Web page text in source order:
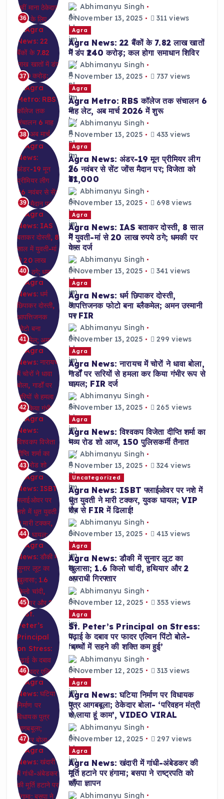
36
Abhimanyu Singh
November 13, 2025
311 views
37
Agra
Agra News: 22 बैंकों के 7.82 लाख खातों
में डंप ₹240 करोड़; कल होगा समाधान शिविर
Abhimanyu Singh
November 13, 2025
737 views
38
Agra
Agra Metro: RBS कॉलेज तक संचालन 6
माह लेट, अब मार्च 2026 में शुरू
Abhimanyu Singh
November 13, 2025
433 views
39
Agra
Agra News: अंडर-19 मून प्रीमियर लीग
26 नवंबर से सेंट जोंस मैदान पर; विजेता को
₹31,000
Abhimanyu Singh
November 13, 2025
698 views
40
Agra
Agra News: IAS बताकर दोस्ती, 8 साल
में युवती-मां से 20 लाख रुपये ठगे; धमकी पर
केस दर्ज
Abhimanyu Singh
November 13, 2025
341 views
41
Agra
Agra News: धर्म छिपाकर दोस्ती,
आपत्तिजनक फोटो बना ब्लैकमेल; अमन उस्मानी
पर FIR
Abhimanyu Singh
November 13, 2025
299 views
42
Agra
Agra News: नारायच में चोरों ने धावा बोला,
गार्डों पर सरियों से हमला कर किया गंभीर रूप से
घायल; FIR दर्ज
Abhimanyu Singh
November 13, 2025
265 views
43
Agra
Agra News: विश्वकप विजेता दीप्ति शर्मा का
भव्य रोड शो आज, 150 पुलिसकर्मी तैनात
Abhimanyu Singh
November 13, 2025
324 views
44
Uncategorized
Agra News: ISBT फ्लाईओवर पर नशे में
धुत युवती ने मारी टक्कर, युवक घायल; VIP
रौब से FIR में ढिलाई!
Abhimanyu Singh
November 13, 2025
413 views
45
Agra
Agra News: डौकी में सुनार लूट का
खुलासा; 1.6 किलो चांदी, हथियार और 2
अपराधी गिरफ्तार
Abhimanyu Singh
November 12, 2025
353 views
46
Agra
St. Peter’s Principal on Stress:
पढ़ाई के दबाव पर फादर एल्विन पिंटो बोले-
‘बच्चों में सहने की शक्ति कम हुई’
Abhimanyu Singh
November 12, 2025
313 views
47
Agra
Agra News: घटिया निर्माण पर विधायक
पुत्र आगबबूला; ठेकेदार बोला- ‘परिवहन मंत्री
से लाया हूं काम’, VIDEO VIRAL
Abhimanyu Singh
November 12, 2025
297 views
Agra
Agra News: खंदारी में गांधी-अंबेडकर की
मूर्ति हटाने पर हंगामा; बसपा ने राष्ट्रपति को
सौंपा ज्ञापन
Abhimanyu Singh